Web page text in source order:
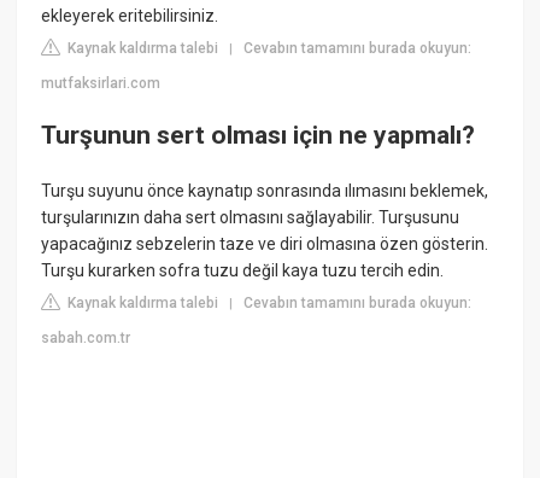
ekleyerek eritebilirsiniz.
Kaynak kaldırma talebi |Cevabın tamamını burada okuyun:
mutfaksirlari.com
Turşunun sert olması için ne yapmalı?
Turşu suyunu önce kaynatıp sonrasında ılımasını beklemek,
turşularınızın daha sert olmasını sağlayabilir. Turşusunu
yapacağınız sebzelerin taze ve diri olmasına özen gösterin.
Turşu kurarken sofra tuzu değil kaya tuzu tercih edin.
Kaynak kaldırma talebi |Cevabın tamamını burada okuyun:
sabah.com.tr